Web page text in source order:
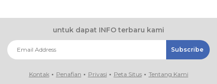
untuk dapat INFO terbaru kami
Kontak Penafian Privasi Peta Situs Tentang Kami